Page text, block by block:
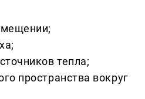
тепла;
пространства вокруг